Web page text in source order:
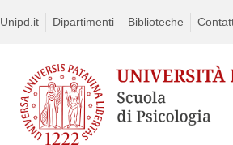
Unipd.it Dipartimenti Biblioteche